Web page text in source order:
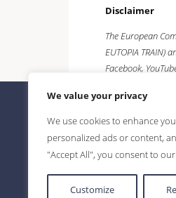
We value your privacy
We use cookies to enhance
personalized ads or content,
"Accept All", you consent to
Customize
Disclaimer
The European
EUTOPIA TRAIN)
Facebook,